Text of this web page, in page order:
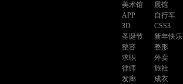
美术馆
展馆
APP
自行车
3D
CSS3
圣诞节
新年快乐
整容
整形
求职
外卖
律师
旅社
发廊
成衣